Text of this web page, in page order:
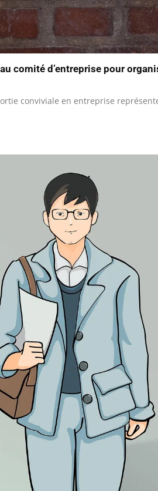
comité d’entreprise pour
conviviale en entreprise